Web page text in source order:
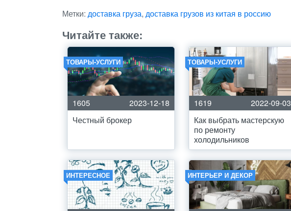
Метки: доставка груза, доставка грузов из китая в россию
Читайте также:
ТОВАРЫ-УСЛУГИ
1605
2023-12-18
Честный брокер
ТОВАРЫ-УСЛУГИ
1619
2022-09-03
Как выбрать мастерскую
по ремонту
холодильников
ИНТЕРЕСНОЕ ИНТЕРЬЕР И ДЕКОР